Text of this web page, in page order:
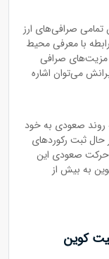
تمامی صرافی‌های ارز
ویدیویی در رابطه با معرفی محیط
مزیت‌های صرافی
می‌توان اشاره
روند صعودی به خود
حال ثبت رکوردهای
حرکت صعودی این
به بیش از
کوین